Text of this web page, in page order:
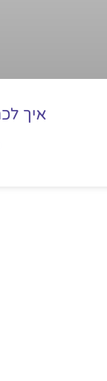
איך